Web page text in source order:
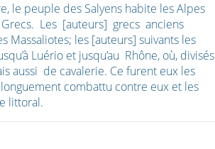
le peuple des Salyens habite les Alpes
Les [auteurs] grecs anciens
les [auteurs] suivants les
Luério et jusqu’au Rhône, où, divisés
aussi de cavalerie. Ce furent eux les
combattu contre eux et les
littoral.